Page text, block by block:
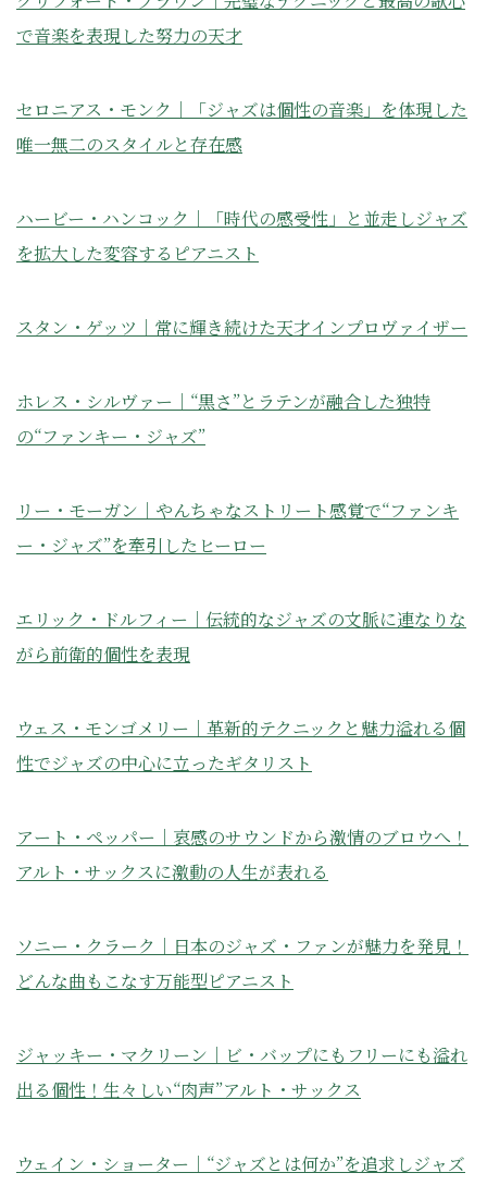
で音楽を表現した努力の天才
セロニアス・モンク｜「ジャズは個性の音楽」を体現した
唯一無二のスタイルと存在感
ハービー・ハンコック｜「時代の感受性」と並走しジャズ
を拡大した変容するピアニスト
スタン・ゲッツ｜常に輝き続けた天才インプロヴァイザー
ホレス・シルヴァー｜“黒さ”とラテンが融合した独特
の“ファンキー・ジャズ”
リー・モーガン｜やんちゃなストリート感覚で“ファンキ
ー・ジャズ”を牽引したヒーロー
エリック・ドルフィー｜伝統的なジャズの文脈に連なりな
がら前衛的個性を表現
ウェス・モンゴメリー｜革新的テクニックと魅力溢れる個
性でジャズの中心に立ったギタリスト
アート・ペッパー｜哀感のサウンドから激情のブロウへ！
アルト・サックスに激動の人生が表れる
ソニー・クラーク｜日本のジャズ・ファンが魅力を発見！
どんな曲もこなす万能型ピアニスト
ジャッキー・マクリーン｜ビ・バップにもフリーにも溢れ
出る個性！生々しい“肉声”アルト・サックス
ウェイン・ショーター｜“ジャズとは何か”を追求しジャズ